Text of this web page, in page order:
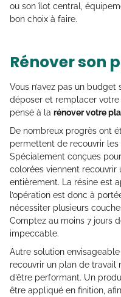
ou son îlot central,
bon choix à faire.
Rénover son
Vous n’avez pas un
déposer et remplacer
pensé à la rénover votre
De nombreux progrès ont
permettent de recouvrir les
Spécialement conçues
colorées viennent
entièrement. La résine est
l’opération est donc à
nécessiter plusieurs
Comptez au moins 7 jours
impeccable.
Autre solution
recouvrir un plan de travail
d’être performant. Un
être appliqué en finition,